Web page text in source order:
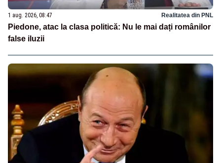
1 aug. 2026, 08:47 Realitatea din PNL
Piedone, atac la clasa politică: Nu le mai dați românilor
false iluzii